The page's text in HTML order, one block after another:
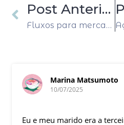
Post Anterior
Fluxos para mercados emergentes seguiram fortes em fevereiro, aponta IIF
Marina Matsumoto
10/07/2025
Eu e meu marido era a